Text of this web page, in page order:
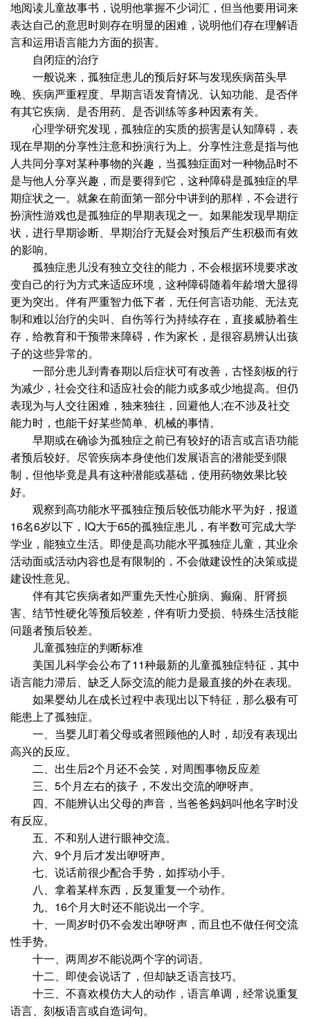
地阅读儿童故事书，说明他掌握不少词汇，但当他要用词来
表达自己的意思时则存在明显的困难，说明他们存在理解语
言和运用语言能力方面的损害。
自闭症的治疗
一般说来，孤独症患儿的预后好坏与发现疾病苗头早
晚、疾病严重程度、早期言语发育情况、认知功能、是否伴
有其它疾病、是否用药、是否训练等多种因素有关。
心理学研究发现，孤独症的实质的损害是认知障碍，表
现在早期的分享性注意和扮演行为上。分享性注意是指与他
人共同分享对某种事物的兴趣，当孤独症面对一种物品时不
是与他人分享兴趣，而是要得到它，这种障碍是孤独症的早
期症状之一。就象在前面第一部分中讲到的那样，不会进行
扮演性游戏也是孤独症的早期表现之一。如果能发现早期症
状，进行早期诊断、早期治疗无疑会对预后产生积极而有效
的影响。
孤独症患儿没有独立交往的能力，不会根据环境要求改
变自己的行为方式来适应环境，这种障碍随着年龄增大显得
更为突出。伴有严重智力低下者，无任何言语功能、无法克
制和难以治疗的尖叫、自伤等行为持续存在，直接威胁着生
存，给教育和干预带来障碍，作为家长，是很容易辨认出孩
子的这些异常的。
一部分患儿到青春期以后症状可有改善，古怪刻板的行
为减少，社会交往和适应社会的能力或多或少地提高。但仍
表现为与人交往困难，独来独往，回避他人;在不涉及社交
能力时，也能干好某些简单、机械的事情。
早期或在确诊为孤独症之前已有较好的语言或言语功能
者预后较好。尽管疾病本身使他们发展语言的潜能受到限
制，但他毕竟是具有这种潜能或基础，使用药物效果比较
好。
观察到高功能水平孤独症预后较低功能水平为好，报道
16名6岁以下，IQ大于65的孤独症患儿，有半数可完成大学
学业，能独立生活。即使是高功能水平孤独症儿童，其业余
活动面或活动内容也是有限制的，不会做建设性的决策或提
建设性意见。
伴有其它疾病者如严重先天性心脏病、癫痫、肝肾损
害、结节性硬化等预后较差，伴有听力受损、特殊生活技能
问题者预后较差。
儿童孤独症的判断标准
美国儿科学会公布了11种最新的儿童孤独症特征，其中
语言能力滞后、缺乏人际交流的能力是最直接的外在表现。
如果婴幼儿在成长过程中表现出以下特征，那么极有可
能患上了孤独症。
一、当婴儿盯着父母或者照顾他的人时，却没有表现出
高兴的反应。
二、出生后2个月还不会笑，对周围事物反应差
三、5个月左右的孩子，不发出交流的咿呀声。
四、不能辨认出父母的声音，当爸爸妈妈叫他名字时没
有反应。
五、不和别人进行眼神交流。
六、9个月后才发出咿呀声。
七、说话前很少配合手势，如挥动小手。
八、拿着某样东西，反复重复一个动作。
九、16个月大时还不能说出一个字。
十、一周岁时仍不会发出咿呀声，而且也不做任何交流
性手势。
十一、两周岁不能说两个字的词语。
十二、即使会说话了，但却缺乏语言技巧。
十三、不喜欢模仿大人的动作，语言单调，经常说重复
语言、刻板语言或自造词句。